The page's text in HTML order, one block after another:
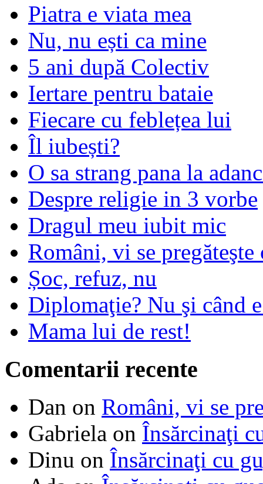
Piatra e viata mea
Nu, nu ești ca mine
5 ani după Colectiv
Iertare pentru bataie
Fiecare cu feblețea lui
Îl iubești?
O sa strang pana la
Despre religie in 3 vorbe
Dragul meu iubit mic
Români, vi se pregăteşte
Șoc, refuz, nu
Diplomaţie? Nu şi când
Mama lui de rest!
Comentarii recente
Dan on Români, vi se
Gabriela on Însărcinaţi
Dinu on Însărcinaţi cu